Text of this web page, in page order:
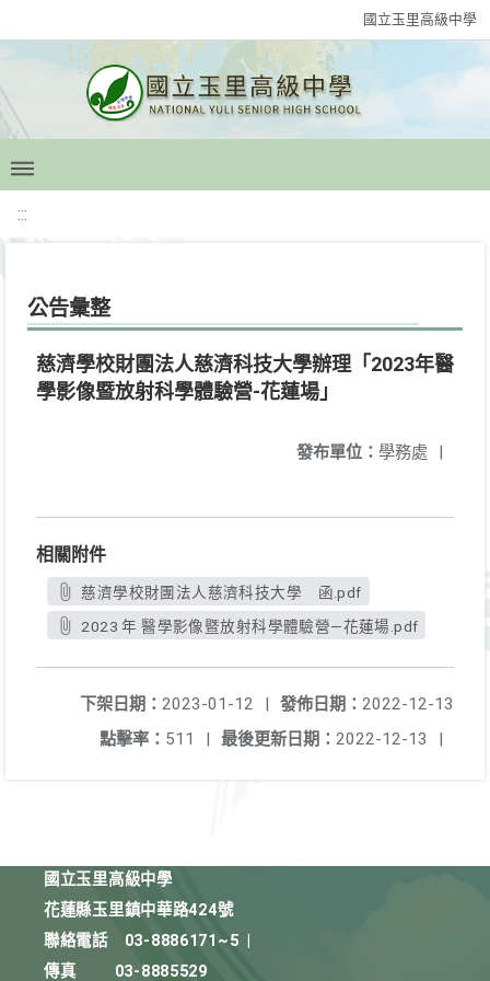
國立玉里高級中學
:::
公告彙整
慈濟學校財團法人慈濟科技大學辦理「2023年醫
學影像暨放射科學體驗營-花蓮場」
發布單位： 學務處 |
相關附件
慈濟學校財團法人慈濟科技大學 函.pdf
2023 年 醫學影像暨放射科學體驗營—花蓮場.pdf
發佈日期： 2022-12-13
下架日期： 2023-01-12
|
最後更新日期： 2022-12-13 |
點擊率： 511 |
國立玉里高級中學
花蓮縣玉里鎮中華路424號
聯絡電話
03-8886171~5
傳真
03-8885529